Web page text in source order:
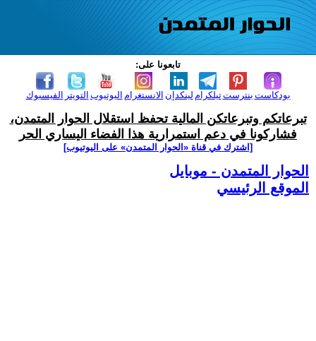
تابعونا على:
الفيسبوك التويتر اليوتيوب الانستغرام لينكدإن تيلكرامبنترست بودكاست
تبرعاتكم وتبرعاتكن المالية تحفظ استقلال الحوار المتمدن،
فشاركونا في دعم استمرارية هذا الفضاء اليساري الحر
[اشترك في قناة ‫«الحوار المتمدن» على اليوتيوب]
الحوار المتمدن - موبايل
الموقع الرئيسي